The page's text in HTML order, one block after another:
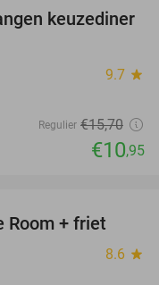
30%
keuzediner
9.7 star
Regulier €15,70
€10,95
39%
Room + friet
8.6 star